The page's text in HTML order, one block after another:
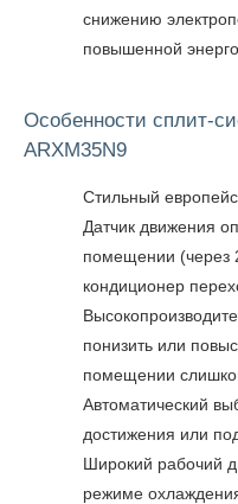
снижению
повышенной
Особенности сплит-
ARXM35N9
Стильный
Датчик движения
помещении (через
кондиционер
понизить или
помещении
Автоматический
достижения или
Широкий рабочий
режиме